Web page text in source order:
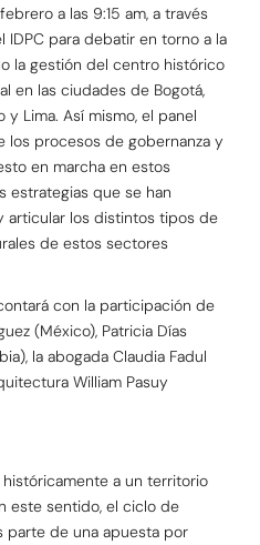
a las 9:15 am, a través
IDPC para debatir en torno a la
la gestión del centro histórico
en las ciudades de Bogotá,
Lima. Así mismo, el panel
los procesos de gobernanza y
en marcha en estos
estrategias que se han
articular los distintos tipos de
de estos sectores
con la participación de
(México), Patricia Días
la abogada Claudia Fadul
William Pasuy
a un territorio
este sentido, el ciclo de
parte de una apuesta por